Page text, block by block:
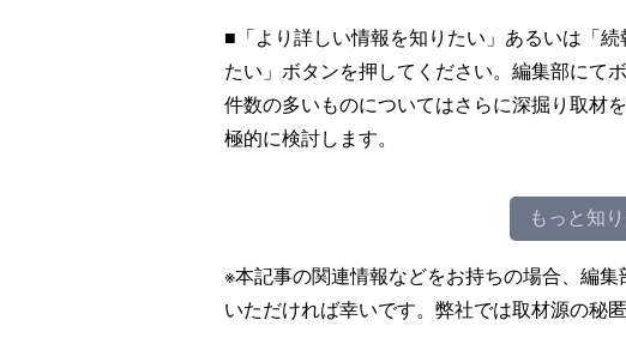
■「より詳しい情報を知りたい」あるいは「
たい」ボタンを押してください。編集部にて
件数の多いものについてはさらに深掘り取材
極的に検討します。
もっと知
※本記事の関連情報などをお持ちの場合、編
いただければ幸いです。弊社では取材源の秘